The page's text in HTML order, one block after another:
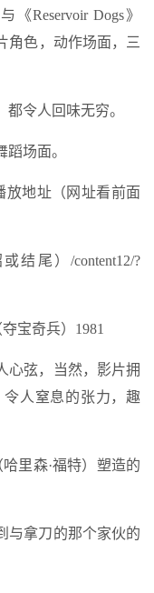
Reservoir Dogs》
角色，动作场面，三
令人回味无穷。
场面。
放地址（网址看前面
结尾）/content12/?
宝奇兵）1981
心弦，当然，影片拥
人窒息的张力，趣
里森·福特）塑造的
与拿刀的那个家伙的